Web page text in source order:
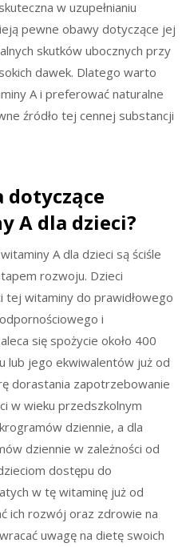
w uzupełnianiu
pewne obawy dotyczące jej
skutków ubocznych przy
dawek. Dlatego warto
A i preferować naturalne
źródło tej cennej substancji
dotyczące
A dla dzieci?
A dla dzieci są ściśle
rozwoju. Dzieci
witaminy do prawidłowego
i
się spożycie około 400
lub jego ekwiwalentów już od
dorastania zapotrzebowanie
w wieku przedszkolnym
dziennie, a dla
dziennie w zależności od
dostępu do
w tę witaminę już od
ich rozwój oraz zdrowie na
uwagę na dietę swoich